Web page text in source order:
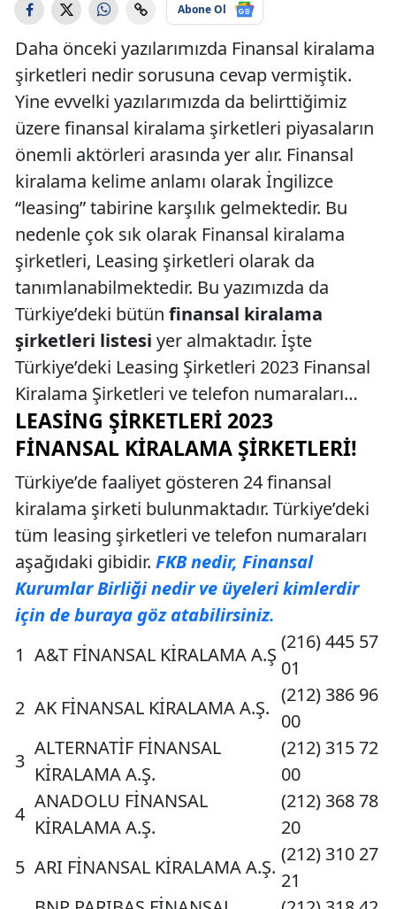
Abone Ol
Daha önceki yazılarımızda Finansal kiralama
şirketleri nedir sorusuna cevap vermiştik.
Yine evvelki yazılarımızda da belirttiğimiz
üzere finansal kiralama şirketleri piyasaların
önemli aktörleri arasında yer alır. Finansal
kiralama kelime anlamı olarak İngilizce
“leasing” tabirine karşılık gelmektedir. Bu
nedenle çok sık olarak Finansal kiralama
şirketleri, Leasing şirketleri olarak da
tanımlanabilmektedir. Bu yazımızda da
Türkiye’deki bütün finansal kiralama
şirketleri listesi yer almaktadır. İşte
Türkiye’deki Leasing Şirketleri 2023 Finansal
Kiralama Şirketleri ve telefon numaraları…
LEASING ŞIRKETLERI 2023
FINANSAL KIRALAMA ŞIRKETLERI!
Türkiye’de faaliyet gösteren 24 finansal
kiralama şirketi bulunmaktadır. Türkiye’deki
tüm leasing şirketleri ve telefon numaraları
aşağıdaki gibidir. FKB nedir, Finansal
Kurumlar Birliği nedir ve üyeleri kimlerdir
için de buraya göz atabilirsiniz.
1 A&T FİNANSAL KİRALAMA A.Ş
(216) 445 57
01
2 AK FİNANSAL KİRALAMA A.Ş.
(212) 386 96
00
3
ALTERNATİF FİNANSAL
KİRALAMA A.Ş.
(212) 315 72
00
4
ANADOLU FİNANSAL
KİRALAMA A.Ş.
(212) 368 78
20
5 ARI FİNANSAL KİRALAMA A.Ş.
(212) 310 27
21